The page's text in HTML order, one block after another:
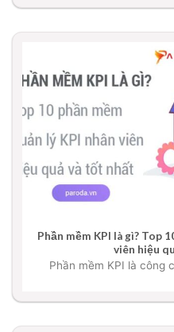
Phần mềm KPI là gì? Top
viên hiệu
Phần mềm KPI là công